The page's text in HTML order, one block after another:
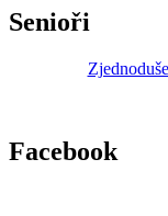
Senioři
Facebook